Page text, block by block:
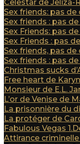
Celestar de Jeliza-
Sex friends: pas
Sex friends : pas
Sex Friends: pas
Sex Friends : pas
Sex friends, pas
Sex friends : pas
Christmas sucks
Free heart de
Monsieur de E.L.
L’or de Venise de
La prisonnière du
La protéger de
Fabulous Vegas
Attirance criminelle